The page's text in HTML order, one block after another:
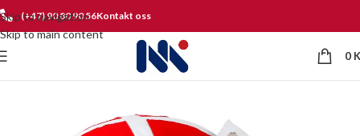
Skip to navigation
Skip to main content
(+47) 90 80 90 56Kontakt oss
0